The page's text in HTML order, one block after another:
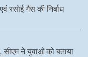
रसोई गैस की निर्बाध
ने युवाओं को बताया